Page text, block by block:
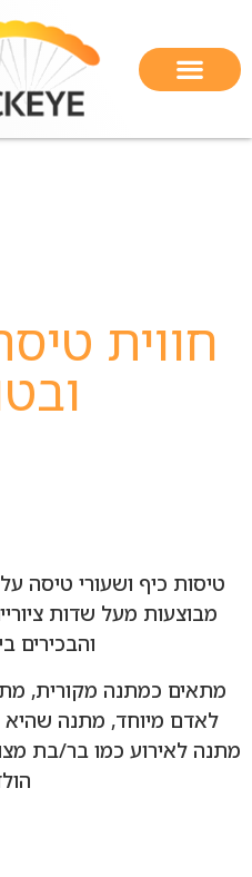
חווית
טיסות כיף ושעורי טיסה
מבוצעות מעל שדות
והבכירים
מתאים כמתנה מקורית,
לאדם מיוחד, מתנה
מתנה לאירוע כמו בר/בת